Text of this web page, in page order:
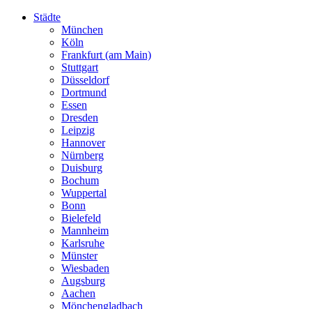
Städte
München
Köln
Frankfurt (am Main)
Stuttgart
Düsseldorf
Dortmund
Essen
Dresden
Leipzig
Hannover
Nürnberg
Duisburg
Bochum
Wuppertal
Bonn
Bielefeld
Mannheim
Karlsruhe
Münster
Wiesbaden
Augsburg
Aachen
Mönchengladbach